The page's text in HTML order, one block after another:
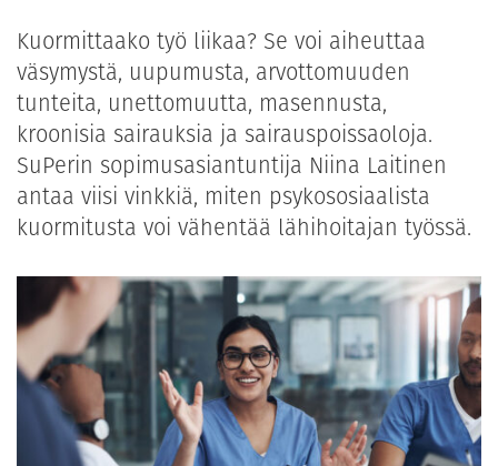
Kuormittaako työ liikaa? Se voi aiheuttaa
väsymystä, uupumusta, arvottomuuden
tunteita, unettomuutta, masennusta,
kroonisia sairauksia ja sairauspoissaoloja.
SuPerin sopimusasiantuntija Niina Laitinen
antaa viisi vinkkiä, miten psykososiaalista
kuormitusta voi vähentää lähihoitajan työssä.